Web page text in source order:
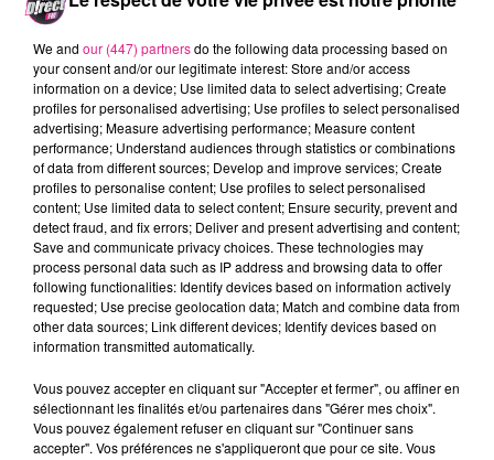
Attention, Dijon reste sur six matchs sans d�faite,
s�rie en cours : 2 victoires et 4 nuls.�Forfait �
Monaco, Alou Diarra fera son retour samedi dans le
milieu de terrain de l'ASNL. Nancy-Dijon, coup d'envoi
de la rencontre � 20h.
FIL ACTUS
9h19
Lorraine : une journée pas comme les autres au Parc animalier de...
6 août 2026
Metz : une distribution de lunette gratuite pour voir l’éclipse
5 août 2026
Casting de Woof : l'Euro-Métropole de Metz part à la recherche de...
Officiel : Gauthier Hein quitte le FC Metz pour l'OGC Nice
4 août 2026
Officiel : le lac de Madine reporte son feu d’artifice
We and our (447) partnersdo the following data processing based on
your consent and/or our legitimate interest: Store and/or access
information on a device; Use limited data to select advertising; Create
profiles for personalised advertising; Use profiles to select personalised
advertising; Measure advertising performance; Measure content
performance; Understand audiences through statistics or combinations
of data from different sources; Develop and improve services; Create
profiles to personalise content; Use profiles to select personalised
content; Use limited data to select content; Ensure security, prevent and
detect fraud, and fix errors; Deliver and present advertising and content;
Save and communicate privacy choices. These technologies may
process personal data such as IP address and browsing data to offer
following functionalities: Identify devices based on information actively
requested; Use precise geolocation data; Match and combine data from
other data sources; Link different devices; Identify devices based on
information transmitted automatically.
Vous pouvez accepter en cliquant sur "Accepter et fermer", ou affiner en
sélectionnant les finalités et/ou partenaires dans "Gérer mes choix".
Vous pouvez également refuser en cliquant sur "Continuer sans
accepter". Vos préférences ne s'appliqueront que pour ce site. Vous